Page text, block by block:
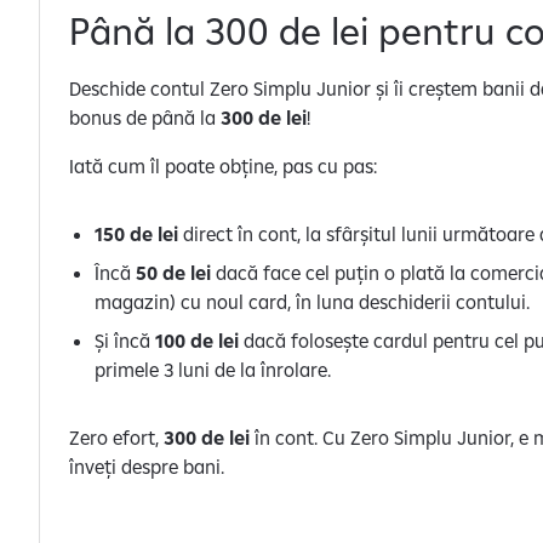
e
s
o
n
Până la 300 de lei pentru
Deschide contul Zero Simplu Junior și îi creștem banii
bonus de până la 300 de lei!
Iată cum îl poate obține, pas cu pas:
150 de leidirect în cont, la sfârșitul lunii următoare
Încă 50 de leidacă face cel puțin o plată la
magazin) cu noul card, în luna deschiderii contului.
Și încă 100 de leidacă folosește cardul pentru cel
primele 3 luni de la înrolare.
Zero efort, 300 de lei în cont. Cu Zero Simplu Junior, e
înveți despre bani.